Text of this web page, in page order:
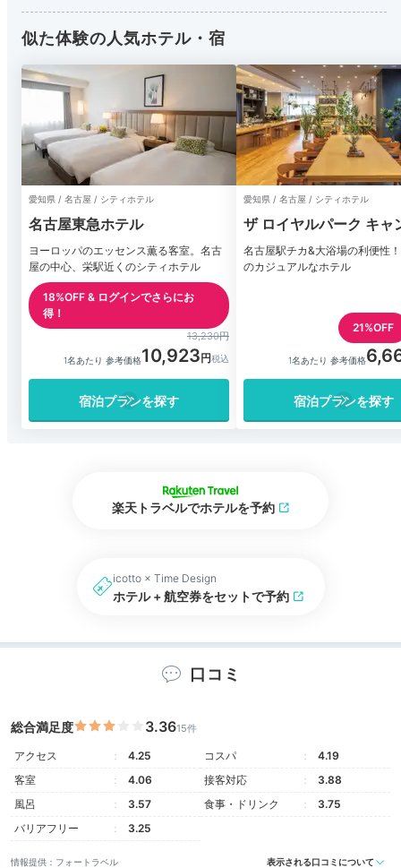
似た体験の人気ホテル・宿
愛知県 / 名古屋 / シティホテル
名古屋東急ホテル
ヨーロッパのエッセンス薫る客室。名古
屋の中心、栄駅近くのシティホテル
18%OFF & ログインでさらにお
得！
13,230円
1名あたり 参考価格10,923
宿泊プランを探す
愛知県 / 名古屋 / シティホテル
ザ ロイヤルパーク キャ
名古屋
名古屋駅チカ&大浴場の利便性
のカジュアルなホテル
21%OFF
1名あたり 参考価格
宿泊プランを探す
楽天トラベルでホテルを予約
icotto × Time Design
ホテル + 航空券をセットで予約
口コミ
総合満足度 3.3615件
アクセス 4.25 コスパ
4.19
客室
4.06 接客対応
3.88
風呂
3.57 食事・ドリンク
3.75
バリアフリー
3.25
情報提供：フォートラベル 表示される口コミについて